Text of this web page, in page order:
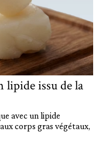
issu de la
avec un lipide
corps gras végétaux,